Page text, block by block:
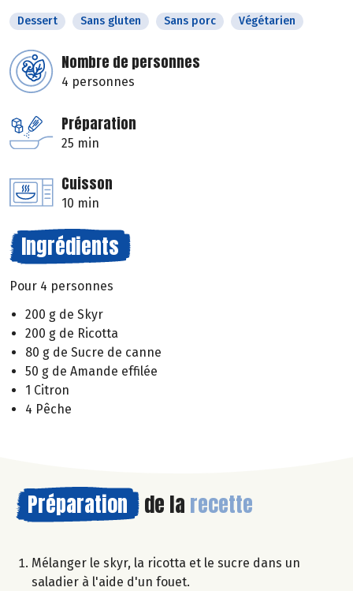
Dessert Sans gluten Sans porc Végétarien
Nombre de personnes
4 personnes
Préparation
25 min
Cuisson
10 min
Ingrédients
Pour 4 personnes
200 g de Skyr
200 g de Ricotta
80 g de Sucre de canne
50 g de Amande effilée
1 Citron
4 Pêche
Préparation de la recette
Mélanger le skyr, la ricotta et le sucre dans un
saladier à l'aide d'un fouet.